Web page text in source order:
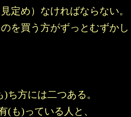
定め）なければならない。
を買う方がずっとむずかし
ち方には二つある。
(も)っている人と、